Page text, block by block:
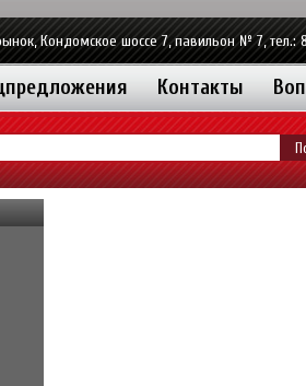
Кондомское шоссе 7, павильон № 7, тел.:
Контакты